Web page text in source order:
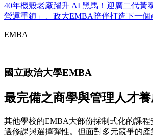
40年機殼老廠躍升 AI 黑馬！迎廣二代黃
營運重鎮」、政大EMBA陪伴打造下一
EMBA
國立政治大學EMBA
最完備之商學與管理人才
其他學校的EMBA大部份採制式化的課程
選修課與選擇彈性。但面對多元競爭的